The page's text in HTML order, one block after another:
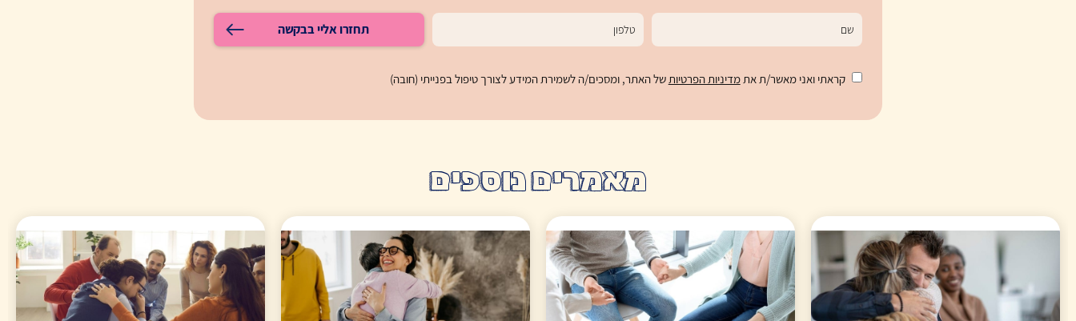
תחזרו אליי בבקשה
קראתי ואני מאשר/ת אתמדיניות הפרטיותשל האתר, ומסכים/ה לשמירת המידע לצורך טיפול בפנייתי (חובה)
מאמרים נוספים